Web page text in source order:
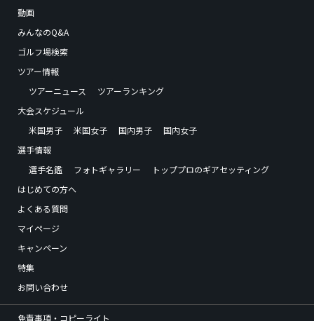
動画
みんなのQ&A
ゴルフ場検索
ツアー情報
ツアーニュース
ツアーランキング
大会スケジュール
米国男子
米国女子 国内男子
国内女子
選手情報
選手名鑑
フォトギャラリー
トッププロのギアセッティング
はじめての方へ
よくある質問
マイページ
キャンペーン
特集
お問い合わせ
免責事項・コピーライト